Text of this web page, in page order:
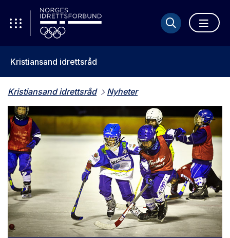
Kristiansand idrettsråd
Kristiansand idrettsråd Nyheter